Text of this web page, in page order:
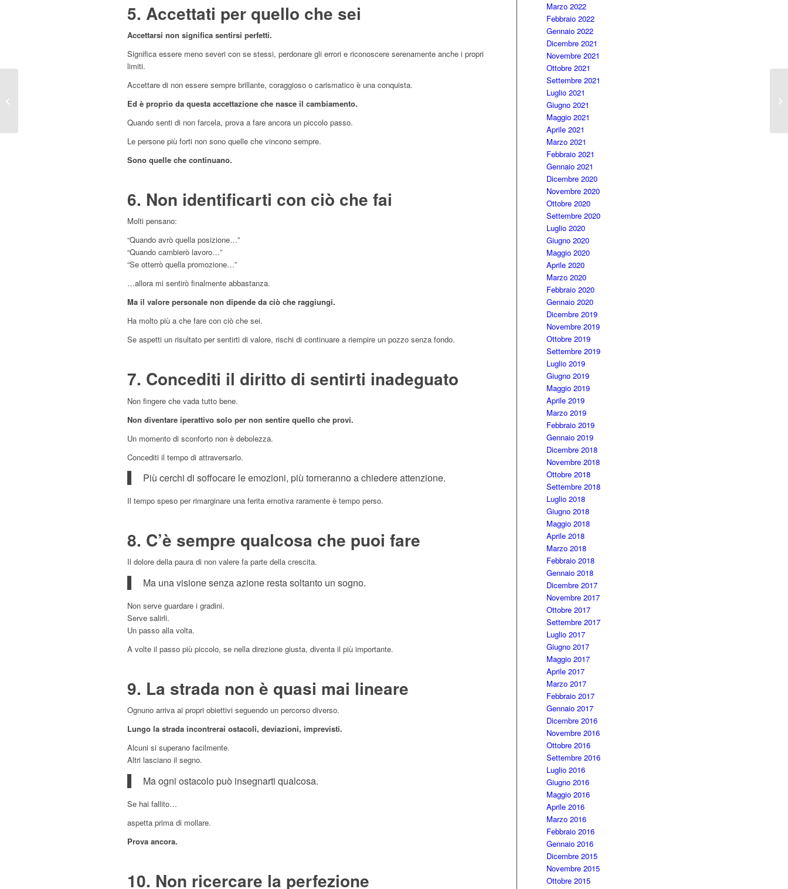
5. Accettati per quello che sei
Accettarsi non significa sentirsi perfetti.
Significa essere meno severi con se stessi, perdonare gli errori e riconoscere serenamente anche i propri
limiti.
Accettare di non essere sempre brillante, coraggioso o carismatico è una conquista.
Ed è proprio da questa accettazione che nasce il cambiamento.
Quando senti di non farcela, prova a fare ancora un piccolo passo.
Le persone più forti non sono quelle che vincono sempre.
Sono quelle che continuano.
6. Non identificarti con ciò che fai
Molti pensano:
“Quando avrò quella posizione…”
“Quando cambierò lavoro…”
“Se otterrò quella promozione…”
…allora mi sentirò finalmente abbastanza.
Ma il valore personale non dipende da ciò che raggiungi.
Ha molto più a che fare con ciò che sei.
Se aspetti un risultato per sentirti di valore, rischi di continuare a riempire un pozzo senza fondo.
7. Concediti il diritto di sentirti inadeguato
Non fingere che vada tutto bene.
Non diventare iperattivo solo per non sentire quello che provi.
Un momento di sconforto non è debolezza.
Concediti il tempo di attraversarlo.
Più cerchi di soffocare le emozioni, più torneranno a chiedere attenzione.
Il tempo speso per rimarginare una ferita emotiva raramente è tempo perso.
8. C’è sempre qualcosa che puoi fare
Il dolore della paura di non valere fa parte della crescita.
Ma una visione senza azione resta soltanto un sogno.
Non serve guardare i gradini.
Serve salirli.
Un passo alla volta.
A volte il passo più piccolo, se nella direzione giusta, diventa il più importante.
9. La strada non è quasi mai lineare
Ognuno arriva ai propri obiettivi seguendo un percorso diverso.
Lungo la strada incontrerai ostacoli, deviazioni, imprevisti.
Alcuni si superano facilmente.
Altri lasciano il segno.
Ma ogni ostacolo può insegnarti qualcosa.
Se hai fallito…
aspetta prima di mollare.
Prova ancora.
10. Non ricercare la perfezione
Marzo 2022
Febbraio 2022
Gennaio 2022
Dicembre 2021
Novembre 2021
Ottobre 2021
Settembre 2021
Luglio 2021
Giugno 2021
Maggio 2021
Aprile 2021
Marzo 2021
Febbraio 2021
Gennaio 2021
Dicembre 2020
Novembre 2020
Ottobre 2020
Settembre 2020
Luglio 2020
Giugno 2020
Maggio 2020
Aprile 2020
Marzo 2020
Febbraio 2020
Gennaio 2020
Dicembre 2019
Novembre 2019
Ottobre 2019
Settembre 2019
Luglio 2019
Giugno 2019
Maggio 2019
Aprile 2019
Marzo 2019
Febbraio 2019
Gennaio 2019
Dicembre 2018
Novembre 2018
Ottobre 2018
Settembre 2018
Luglio 2018
Giugno 2018
Maggio 2018
Aprile 2018
Marzo 2018
Febbraio 2018
Gennaio 2018
Dicembre 2017
Novembre 2017
Ottobre 2017
Settembre 2017
Luglio 2017
Giugno 2017
Maggio 2017
Aprile 2017
Marzo 2017
Febbraio 2017
Gennaio 2017
Dicembre 2016
Novembre 2016
Ottobre 2016
Settembre 2016
Luglio 2016
Giugno 2016
Maggio 2016
Aprile 2016
Marzo 2016
Febbraio 2016
Gennaio 2016
Dicembre 2015
Novembre 2015
Ottobre 2015